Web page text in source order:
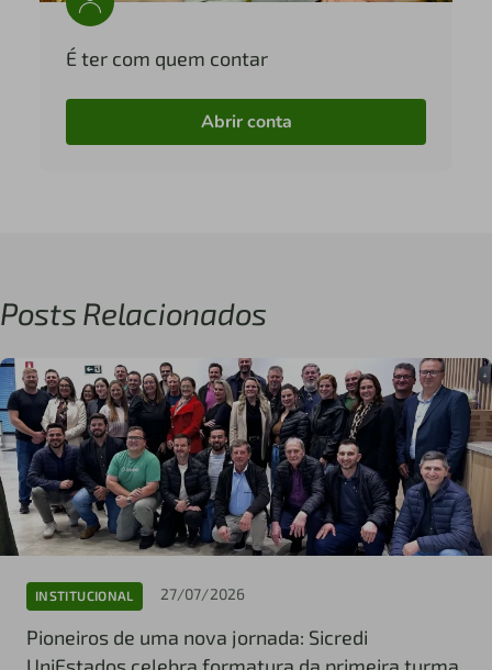
É ter com quem contar
Abrir conta
Posts Relacionados
INSTITUCIONAL 27/07/2026
Pioneiros de uma nova jornada: Sicredi